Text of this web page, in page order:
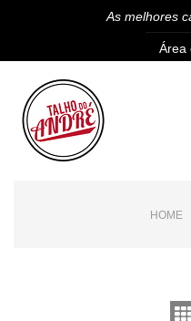
As melhores
Área
HOME